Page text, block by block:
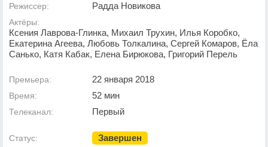
Режиссер: Радда Новикова
Актёры:
Ксения Лаврова-Глинка, Михаил Трухин, Илья Коробко,
Екатерина Агеева, Любовь Толкалина, Сергей Комаров, Ёла
Санько, Катя Кабак, Елена Бирюкова, Григорий Перель
Премьера: 22 января 2018
Время: 52 мин
Телеканал: Первый
Статус: Завершен